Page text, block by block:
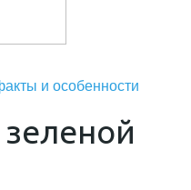
и особенности